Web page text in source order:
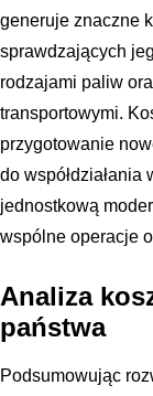
generuje znaczne
sprawdzających
rodzajami paliw
transportowymi.
przygotowanie
do
jednostkową
wspólne operacje
Analiza
państwa
Podsumowując